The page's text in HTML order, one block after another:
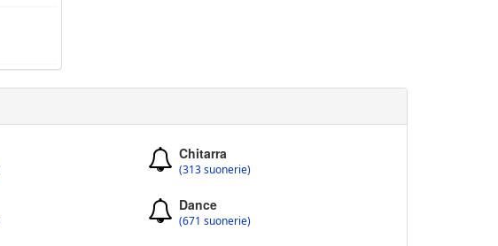
Chitarra
(313 suonerie)
Dance
(671 suonerie)